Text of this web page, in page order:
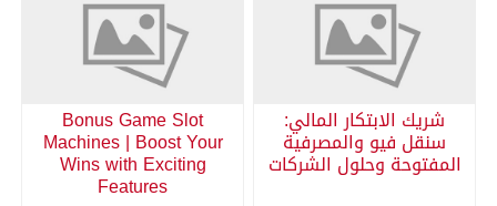
شريك الابتكار المالي:
سنقل فيو والمصرفية
المفتوحة وحلول الشركات
Bonus Game Slot
Machines | Boost Your
Wins with Exciting
Features